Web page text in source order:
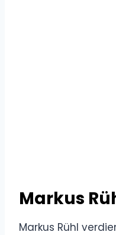
Markus
Markus Rühl